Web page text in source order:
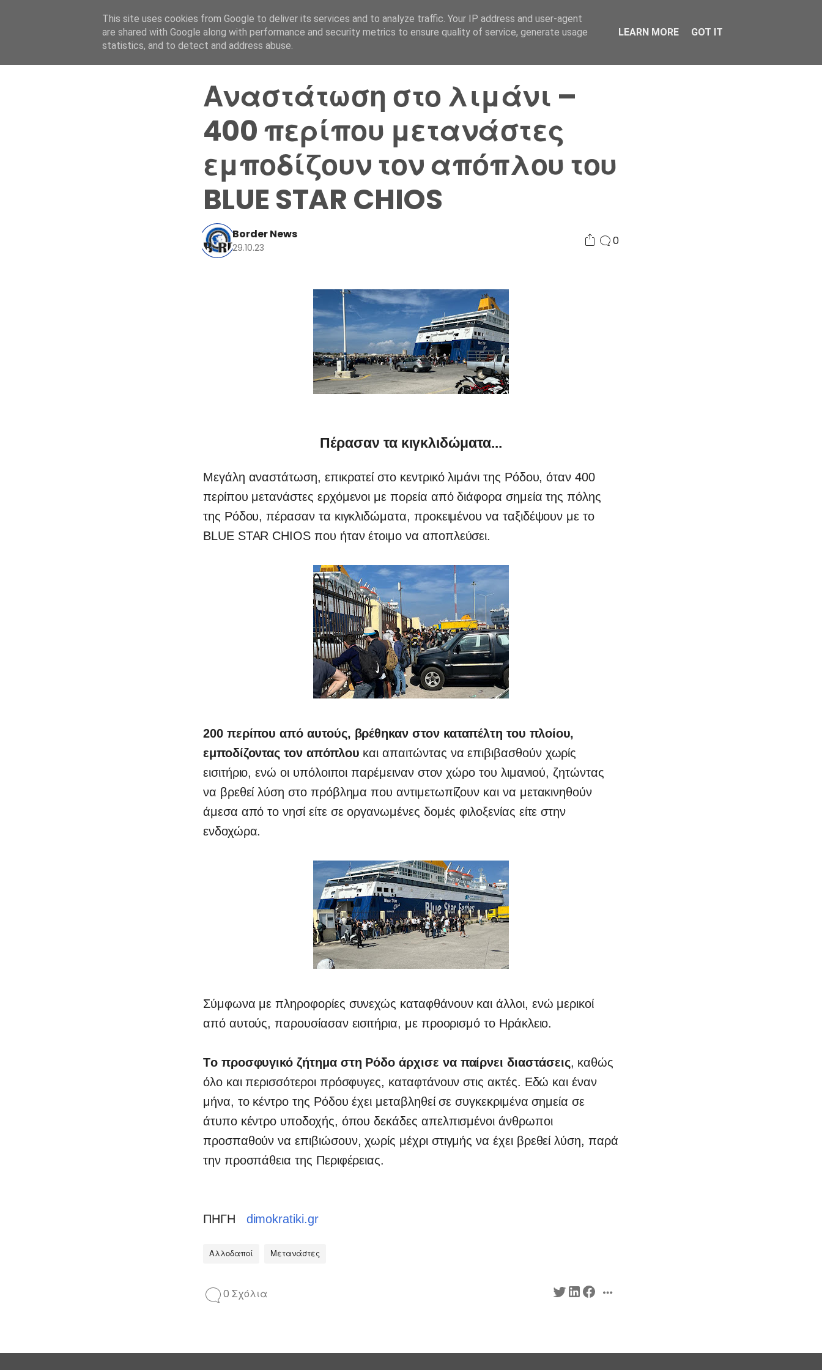
Αρχική Σελίδα Ελλάδα Συνδικαλισμός Σ.Α. Επικοινωνία Κόσμος
Αναστάτωση στο λιμάνι –
400 περίπου μετανάστες
εμποδίζουν τον απόπλου του
BLUE STAR CHIOS
Border News
29.10.23
0
Πέρασαν τα κιγκλιδώματα...
Μεγάλη αναστάτωση, επικρατεί στο κεντρικό λιμάνι της Ρόδου, όταν 400
περίπου μετανάστες ερχόμενοι με πορεία από διάφορα σημεία της πόλης
της Ρόδου, πέρασαν τα κιγκλιδώματα, προκειμένου να ταξιδέψουν με το
BLUE STAR CHIOS που ήταν έτοιμο να αποπλεύσει.
200 περίπου από αυτούς, βρέθηκαν στον καταπέλτη του πλοίου,
εμποδίζοντας τον απόπλου και απαιτώντας να επιβιβασθούν χωρίς
εισιτήριο, ενώ οι υπόλοιποι παρέμειναν στον χώρο του λιμανιού, ζητώντας
να βρεθεί λύση στο πρόβλημα που αντιμετωπίζουν και να μετακινηθούν
άμεσα από το νησί είτε σε οργανωμένες δομές φιλοξενίας είτε στην
ενδοχώρα.
Σύμφωνα με πληροφορίες συνεχώς καταφθάνουν και άλλοι, ενώ μερικοί
από αυτούς, παρουσίασαν εισιτήρια, με προορισμό το Ηράκλειο.
Tο προσφυγικό ζήτημα στη Ρόδο άρχισε να παίρνει διαστάσεις, καθώς
όλο και περισσότεροι πρόσφυγες, καταφτάνουν στις ακτές. Εδώ και έναν
μήνα, το κέντρο της Ρόδου έχει μεταβληθεί σε συγκεκριμένα σημεία σε
άτυπο κέντρο υποδοχής, όπου δεκάδες απελπισμένοι άνθρωποι
προσπαθούν να επιβιώσουν, χωρίς μέχρι στιγμής να έχει βρεθεί λύση, παρά
την προσπάθεια της Περιφέρειας.
ΠΗΓΗ dimokratiki.gr
Αλλοδαποί Μετανάστες
0 Σχόλια
This site uses cookies from Google to deliver its services and to analyze traffic. Your IP address and user-agent
are shared with Google along with performance and security metrics to ensure quality of service, generate usage
statistics, and to detect and address abuse.
LEARN MORE GOT IT